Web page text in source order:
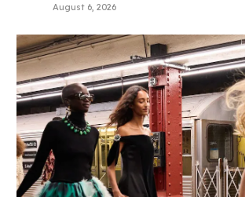
August 6, 2026